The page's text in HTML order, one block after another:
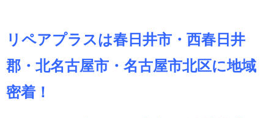
リペアプラスは春日井市・西春日井
郡・北名古屋市・名古屋市北区に地域
密着！